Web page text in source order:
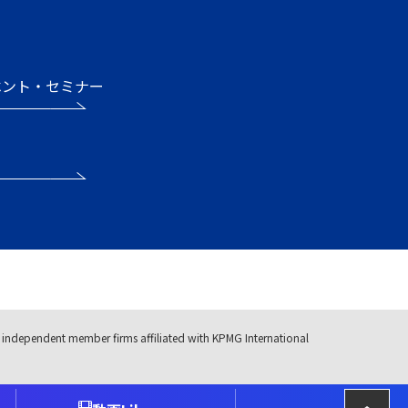
ト・セミナー
member firms affiliated with KPMG International